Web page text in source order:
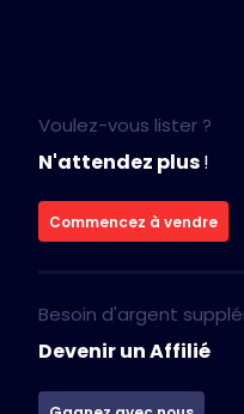
Voulez-vous lister ?
N'attendez plus!
Commencez à vendre
Besoin d'argent
Devenir un Affilié